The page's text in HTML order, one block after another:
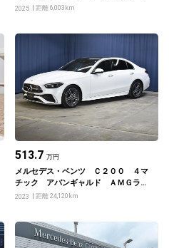
ブパッケージ
2025 距離 6,003km
513.7 万円
メルセデス・ベンツ Ｃ２００ ４マ
チック アバンギャルド ＡＭＧライ
ンパッケージ・ベーシックパッケージ
2023 距離 24,120km